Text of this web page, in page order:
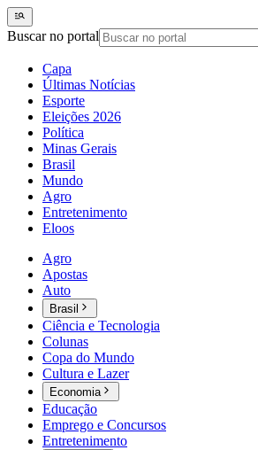
Buscar no portal
Capa
Últimas Notícias
Esporte
Eleições 2026
Política
Minas Gerais
Brasil
Mundo
Agro
Entretenimento
Eloos
Agro
Apostas
Auto
Brasil
Ciência e Tecnologia
Colunas
Copa do Mundo
Cultura e Lazer
Economia
Educação
Emprego e Concursos
Entretenimento